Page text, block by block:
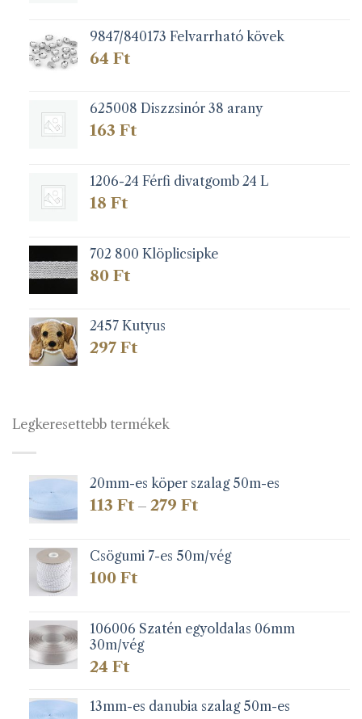
9847/840173 Felvarrható kövek
64 Ft
625008 Diszzsinór 38 arany
163 Ft
1206-24 Férfi divatgomb 24 L
18 Ft
702 800 Klöplicsipke
80 Ft
2457 Kutyus
297 Ft
Legkeresettebb termékek
20mm-es köper szalag 50m-es
113 Ft – 279 FtÁrtartomány:
279 Ft
Csögumi 7-es 50m/vég
100 Ft
106006 Szatén egyoldalas 06mm
30m/vég
24 Ft
13mm-es danubia szalag 50m-es